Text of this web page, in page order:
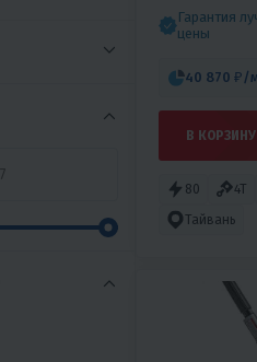
Гарантия
цены
40 870 ₽ /
В КОРЗИНУ
80 4T
Тайвань